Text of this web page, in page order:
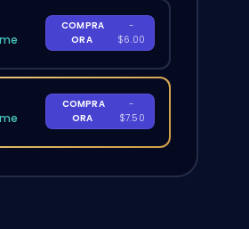
COMPRA
ORA
-
$6.00
COMPRA
ORA
-
$7.50